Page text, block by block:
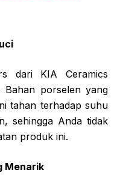
dari KIA Ceramics
Bahan porselen yang
tahan terhadap suhu
sehingga Anda tidak
produk ini.
Menarik